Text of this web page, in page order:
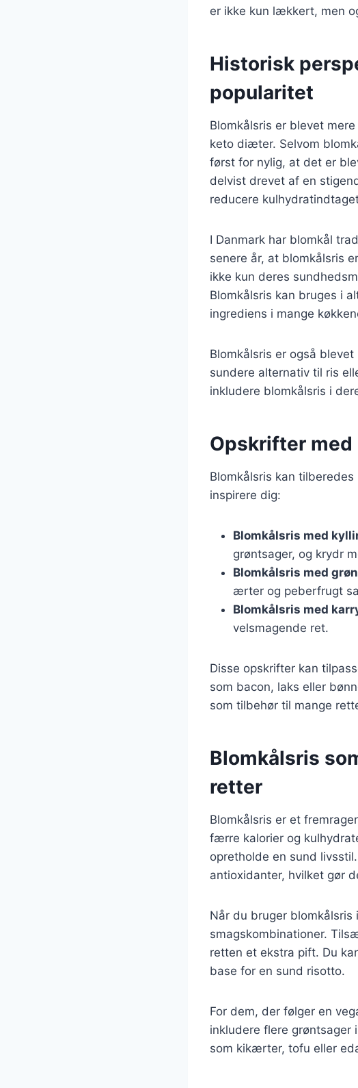
er ikke kun lækkert, men
Historisk
popularitet
Blomkålsris er blevet
keto diæter. Selvom
først for nylig, at det er
delvist drevet af en
reducere
I Danmark har blomkål
senere år, at blomkålsris
ikke kun deres
Blomkålsris kan bruges i
ingrediens i mange
Blomkålsris er også
sundere alternativ til ris
inkludere blomkålsris i
Opskrifter
Blomkålsris kan
inspirere dig:
Blomkålsris med
grøntsager, og krydr
Blomkålsris med
ærter og peberfrugt
Blomkålsris med
velsmagende ret.
Disse opskrifter kan
som bacon, laks eller
som tilbehør til mange
Blomkålsris
retter
Blomkålsris er et
færre kalorier og
opretholde en sund
antioxidanter, hvilket gør
Når du bruger
smagskombinationer.
retten et ekstra pift. Du
base for en sund risotto.
For dem, der følger en
inkludere flere grøntsager
som kikærter, tofu eller